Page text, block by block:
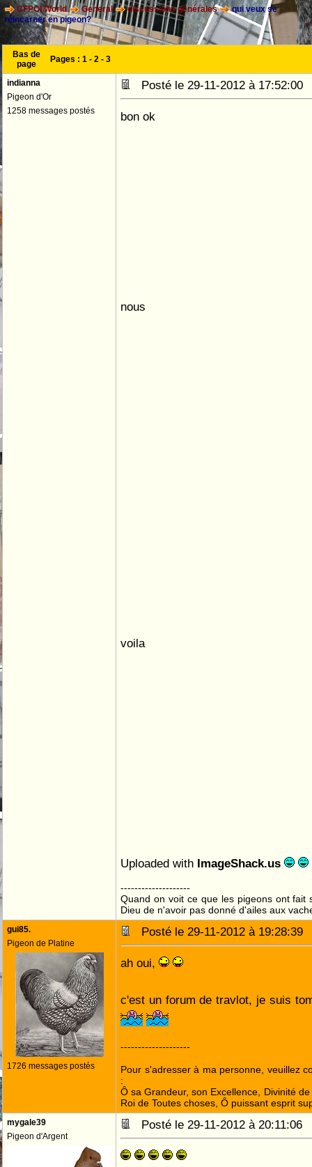
CFPOI World General discussions générales
qui veux se
réincarner en pigeon?
Bas de
page
Pages : 1 - 2 - 3
indianna
Pigeon d'Or
1258 messages postés
Posté le 29-11-2012 à
bon ok
nous
voila
Uploaded with ImageShack.us
--------------------
Quand on voit ce que les pigeons ont fait
Dieu de n'avoir pas donné d'ailes aux
gui85.
Pigeon de Platine
1726 messages postés
Posté le 29-11-2012 à
ah oui,
c'est un forum de travlot, je suis
--------------------
Pour s'adresser à ma personne, veuillez
:
Ô sa Grandeur, son Excellence, Divinité
Roi de Toutes choses, Ô puissant esprit
mygale39
Pigeon d'Argent
Posté le 29-11-2012 à 20:11:06